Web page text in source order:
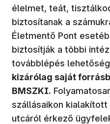
élelmet, teát,
biztosítanak a
Életmentő Pont
biztosítják a többi
továbblépés
kizárólag saját
BMSZKI.
szállásaikon
utcáról érkező